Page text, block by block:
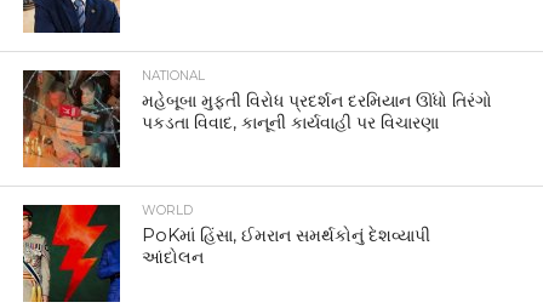
NATIONAL
મહેબૂબા મુફ્તી વિરોધ પ્રદર્શન દરમિયાન ઊંધો તિરંગો
પકડતા વિવાદ, કાનૂની કાર્યવાહી પર વિચારણા
WORLD
PoKમાં હિંસા, ઈમરાન સમર્થકોનું દેશવ્યાપી
આંદોલન